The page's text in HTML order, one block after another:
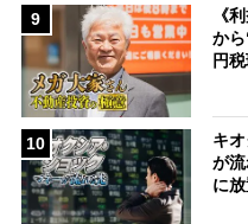
9
《
か
円
10
キ
が
に